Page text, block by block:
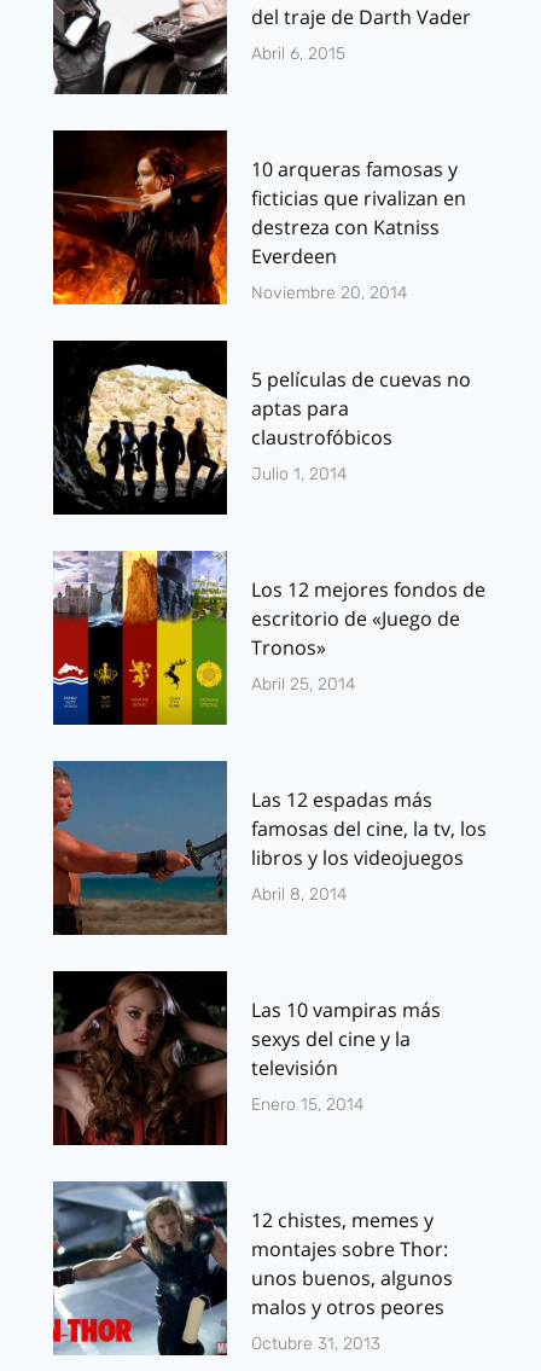
del traje de Darth Vader
Abril 6, 2015
10 arqueras famosas y
ficticias que rivalizan en
destreza con Katniss
Everdeen
Noviembre 20, 2014
5 películas de cuevas no
aptas para
claustrofóbicos
Julio 1, 2014
Los 12 mejores fondos de
escritorio de «Juego de
Tronos»
Abril 25, 2014
Las 12 espadas más
famosas del cine, la tv, los
libros y los videojuegos
Abril 8, 2014
Las 10 vampiras más
sexys del cine y la
televisión
Enero 15, 2014
12 chistes, memes y
montajes sobre Thor:
unos buenos, algunos
malos y otros peores
Octubre 31, 2013